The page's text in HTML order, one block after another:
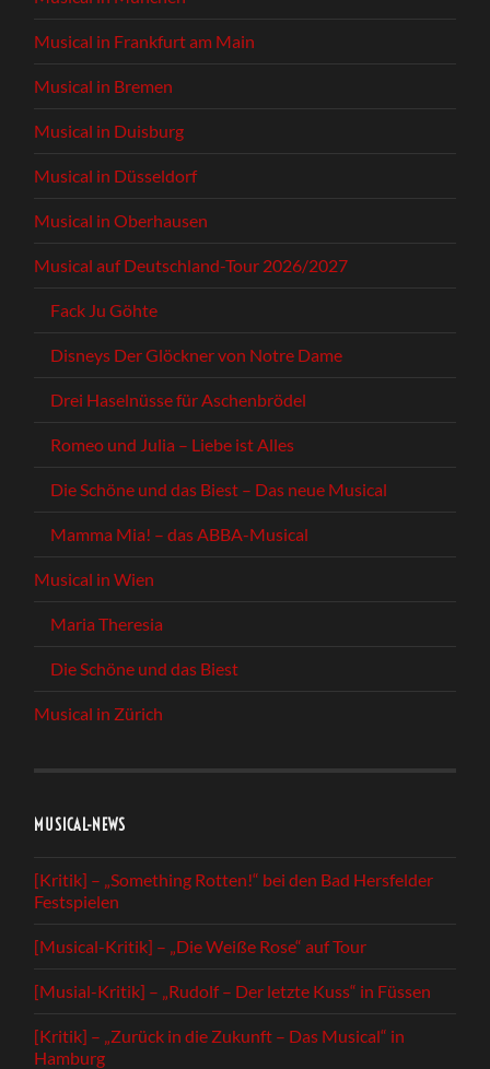
Musical in Frankfurt am Main
Musical in Bremen
Musical in Duisburg
Musical in Düsseldorf
Musical in Oberhausen
Musical auf Deutschland-Tour 2026/2027
Fack Ju Göhte
Disneys Der Glöckner von Notre Dame
Drei Haselnüsse für Aschenbrödel
Romeo und Julia – Liebe ist Alles
Die Schöne und das Biest – Das neue Musical
Mamma Mia! – das ABBA-Musical
Musical in Wien
Maria Theresia
Die Schöne und das Biest
Musical in Zürich
MUSICAL-NEWS
[Kritik] – „Something Rotten!“ bei den Bad Hersfelder
Festspielen
[Musical-Kritik] – „Die Weiße Rose“ auf Tour
[Musial-Kritik] – „Rudolf – Der letzte Kuss“ in Füssen
[Kritik] – „Zurück in die Zukunft – Das Musical“ in
Hamburg